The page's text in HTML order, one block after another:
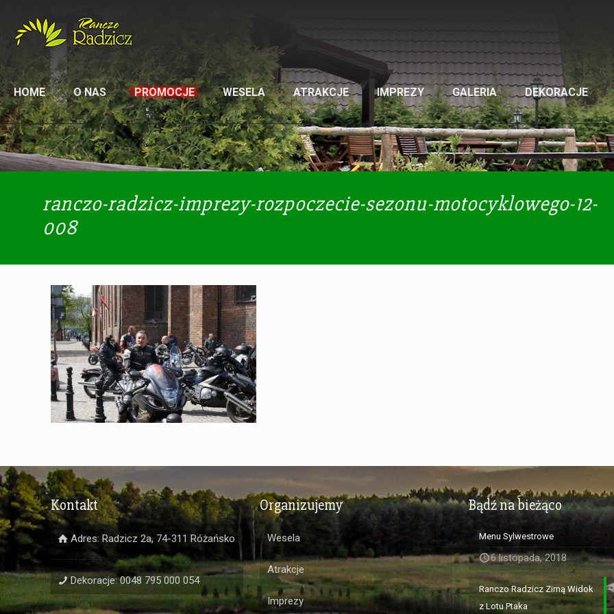
HOME O NAS PROMOCJE WESELA ATRAKCJE IMPREZY GALERIA DEKORACJE
ranczo-radzicz-imprezy-rozpoczecie-sezonu-motocyklowego-12-
008
Kontakt
Adres: Radzicz 2a, 74-311 Różańsko
Dekoracje: 0048 795 000 054
Organizujemy
Wesela
Atrakcje
Imprezy
Bądź na bieżąco
Menu Sylwestrowe
6 listopada, 2018
Ranczo Radzicz Zimą Widok
z Lotu Ptaka